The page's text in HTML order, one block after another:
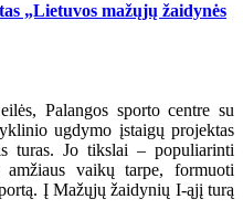
„Lietuvos mažųjų žaidynės
Palangos sporto centre su
ugdymo įstaigų projektas
turas. Jo tikslai – populiarinti
vaikų tarpe, formuoti
Į Mažųjų žaidynių I-ąjį turą